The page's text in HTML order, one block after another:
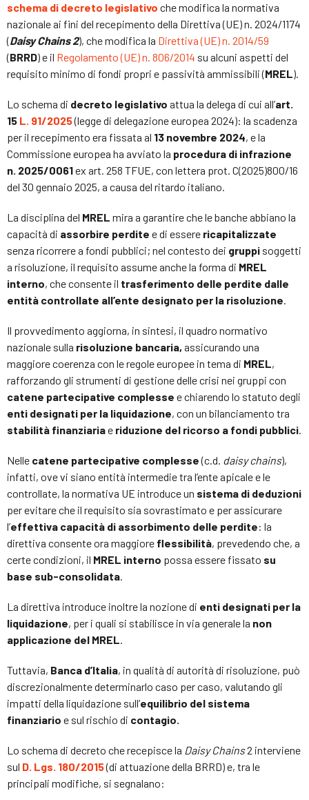
schema di decreto legislativo che modifica la normativa
nazionale ai fini del recepimento della Direttiva (UE) n. 2024/1174
(Daisy Chains 2), che modifica la Direttiva (UE) n. 2014/59
(BRRD) e il Regolamento (UE) n. 806/2014 su alcuni aspetti del
requisito minimo di fondi propri e passività ammissibili (MREL).
Lo schema di decreto legislativo attua la delega di cui all’art.
15 L. 91/2025(legge di delegazione europea 2024): la scadenza
per il recepimento era fissata al 13 novembre 2024, e la
Commissione europea ha avviato la procedura di infrazione
n. 2025/0061ex art. 258 TFUE, con lettera prot. C(2025)800/16
del 30 gennaio 2025, a causa del ritardo italiano.
La disciplina del MREL mira a garantire che le banche abbiano la
capacità di assorbire perdite e di essere ricapitalizzate
senza ricorrere a fondi pubblici; nel contesto dei gruppi soggetti
a risoluzione, il requisito assume anche la forma di MREL
interno, che consente il trasferimento delle perdite dalle
entità controllate all’ente designato per la risoluzione.
Il provvedimento aggiorna, in sintesi, il quadro normativo
nazionale sulla risoluzione bancaria, assicurando una
maggiore coerenza con le regole europee in tema di MREL,
rafforzando gli strumenti di gestione delle crisi nei gruppi con
catene partecipative complesse e chiarendo lo statuto degli
enti designati per la liquidazione, con un bilanciamento tra
stabilità finanziariae riduzione del ricorso a fondi pubblici.
Nelle catene partecipative complesse(c.d. daisy chains),
infatti, ove vi siano entità intermedie tra l’ente apicale e le
controllate, la normativa UE introduce un sistema di deduzioni
per evitare che il requisito sia sovrastimato e per assicurare
l’effettiva capacità di assorbimento delle perdite: la
direttiva consente ora maggiore flessibilità, prevedendo che, a
certe condizioni, il MREL interno possa essere fissato su
base sub-consolidata.
La direttiva introduce inoltre la nozione di enti designati per la
liquidazione, per i quali si stabilisce in via generale la non
applicazione del MREL.
Tuttavia, Banca d’Italia, in qualità di autorità di risoluzione, può
discrezionalmente determinarlo caso per caso, valutando gli
impatti della liquidazione sull’equilibrio del sistema
finanziario e sul rischio di contagio.
Lo schema di decreto che recepisce la Daisy Chains2 interviene
sul D. Lgs. 180/2015(di attuazione della BRRD) e, tra le
principali modifiche, si segnalano: